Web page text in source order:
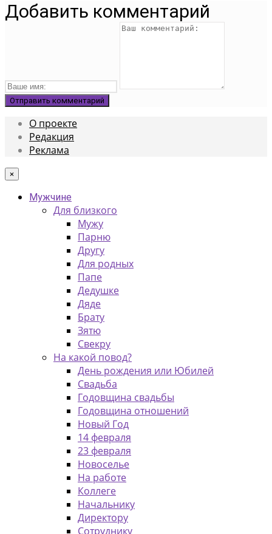
Добавить комментарий
О проекте
Редакция
Реклама
×
Мужчине
Для близкого
Мужу
Парню
Другу
Для родных
Папе
Дедушке
Дяде
Брату
Зятю
Свекру
На какой повод?
День рождения или Юбилей
Свадьба
Годовщина свадьбы
Годовщина отношений
Новый Год
14 февраля
23 февраля
Новоселье
На работе
Коллеге
Начальнику
Директору
Сотруднику